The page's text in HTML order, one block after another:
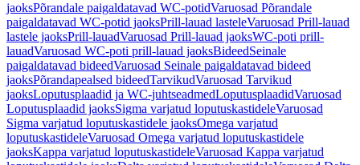
jaoksPõrandale paigaldatavad WC-potidVaruosad Põrandale
paigaldatavad WC-potid jaoksPrill-lauad lasteleVaruosad Prill-lauad
lastele jaoksPrill-lauadVaruosad Prill-lauad jaoksWC-poti prill-
lauadVaruosad WC-poti prill-lauad jaoksBideedSeinale
paigaldatavad bideedVaruosad Seinale paigaldatavad bideed
jaoksPõrandapealsed bideedTarvikudVaruosad Tarvikud
jaoksLoputusplaadid ja WC-juhtseadmedLoputusplaadidVaruosad
Loputusplaadid jaoksSigma varjatud loputuskastideleVaruosad
Sigma varjatud loputuskastidele jaoksOmega varjatud
loputuskastideleVaruosad Omega varjatud loputuskastidele
jaoksKappa varjatud loputuskastideleVaruosad Kappa varjatud